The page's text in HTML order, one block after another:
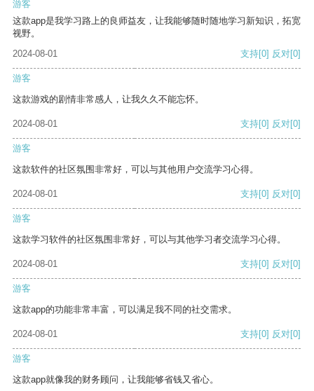
游客
这款app是我学习路上的良师益友，让我能够随时随地学习新知识，拓宽
视野。
2024-08-01
支持[0] 反对[0]
游客
这款游戏的剧情非常感人，让我久久不能忘怀。
2024-08-01 支持[0] 反对[0]
游客
这款软件的社区氛围非常好，可以与其他用户交流学习心得。
2024-08-01 支持[0] 反对[0]
游客
这款学习软件的社区氛围非常好，可以与其他学习者交流学习心得。
2024-08-01 支持[0] 反对[0]
游客
这款app的功能非常丰富，可以满足我不同的社交需求。
2024-08-01 支持[0] 反对[0]
游客
这款app就像我的财务顾问，让我能够省钱又省心。